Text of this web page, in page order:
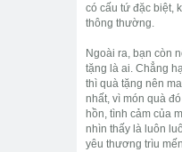
có cấu tứ đặc biệt,
thông thường.
Ngoài ra, bạn còn
tặng là ai. Chẳng
thì quà tặng nên
nhất, vì món quà
hồn, tình cảm của
nhìn thấy là luôn
yêu thương trìu